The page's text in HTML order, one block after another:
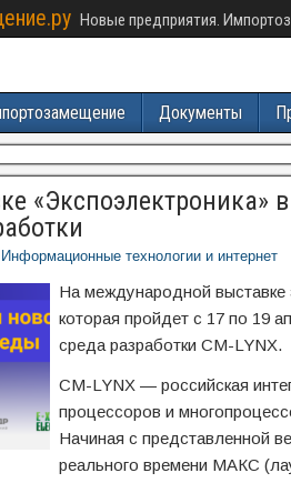
Новые предприятия.
Документы
Информационные технологии и интернет
На международной выставке
которая пройдет с 17 по 19
среда разработки CM-LYNX.
CM-LYNX — российская
процессоров и
Начиная с представленной
реального времени МАКС